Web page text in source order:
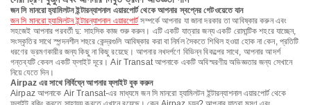
জন সি মানরো হ্যামিলটন ইন্টারন্যাশনাল এয়ারপোর্ট থেকে আপনার স্বপ্নের গেটওয়েতে যান
জন সি মানরো হ্যামিলটন ইন্টারন্যাশনাল এয়ারপোর্ট সম্পর্কে আপনার যা জানা দরকার তা আবিষ্কার করুন এবং
সহজেই আপনার পরবর্তী দু: সাহসিক কাজ শুরু করুন। এটি একটি যাত্রার জন্য একটি রোমান্টিক শহরে যাচ্ছেন,
সংস্কৃতির সাথে স্পন্দনশীল শহুরে কেন্দ্রগুলি আবিষ্কার করা বা নির্মল সৈকতে শিথিল হওয়া হোক না কেন, প্রতিটি
ধরণের ভ্রমণকারীর জন্য কিছু না কিছু রয়েছে। আপনার নখদর্পণে বিভিন্ন বিকল্পের সাথে, আপনার আদর্শ
গন্তব্যটি কেবল একটি ফ্লাইট দূরে। Air Transat আপনাকে একটি অবিস্মরণীয় অভিজ্ঞতার জন্য সেখানে
নিয়ে যেতে দিন।
Airpaz এর সাথে নির্বিঘ্নে আপনার ফ্লাইট বুক করুন
Airpaz আপনাকে Air Transat-এর মাধ্যমে জন সি মানরো হ্যামিলটন ইন্টারন্যাশনাল এয়ারপোর্ট থেকে